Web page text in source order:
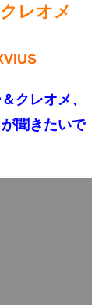
レオメ
クレオメ、
聞きたいで